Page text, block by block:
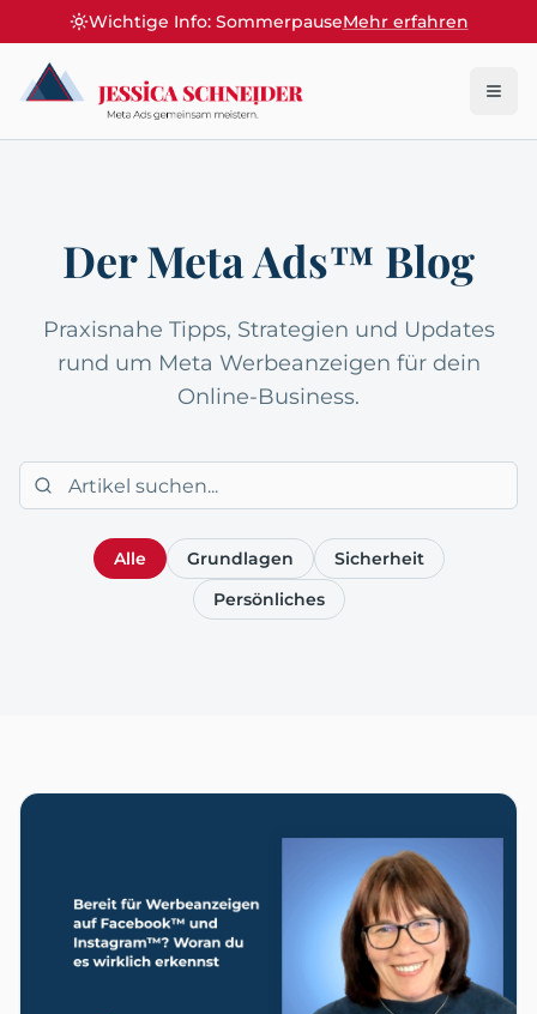
Wichtige Info: SommerpauseMehr erfahren
Der Meta Ads™ Blog
Praxisnahe Tipps, Strategien und Updates
rund um Meta Werbeanzeigen für dein
Online-Business.
Alle Grundlagen
Sicherheit
Persönliches